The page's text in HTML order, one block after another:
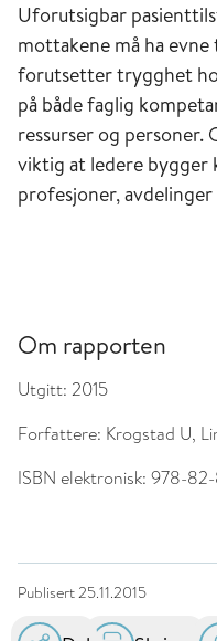
Uforutsigbar
mottakene må ha
forutsetter trygghet
på både faglig
ressurser og personer.
viktig at ledere bygger
profesjoner,
Om rapporten
Utgitt: 2015
Forfattere: Krogstad U,
ISBN elektronisk: 978-82-
Publisert25.11.2015